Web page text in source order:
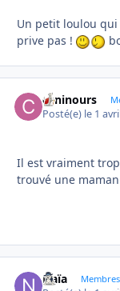
Un petit loulou
prive pas !
caninours
Posté(e) le 1
Il est vraiment
trouvé une
Naïa Membres